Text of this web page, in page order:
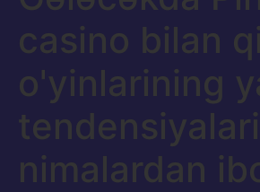
casino bilan
o'yinlarining
tendensiyalari
nimalardan